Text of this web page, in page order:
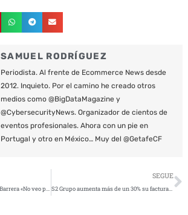
SAMUEL RODRÍGUEZ
Periodista. Al frente de Ecommerce News desde
2012. Inquieto. Por el camino he creado otros
medios como @BigDataMagazine y
@CybersecurityNews. Organizador de cientos de
eventos profesionales. Ahora con un pie en
Portugal y otro en México… Muy del @GetafeCF
#CyberCoffee02 con Silvia Barrera «No veo positivo que se le den a las redes sociales la posibilidad de censurar contenido. Deberían de ser los jueces»
SEGUE
S2 Grupo aumenta más de un 30% su facturación en 2018